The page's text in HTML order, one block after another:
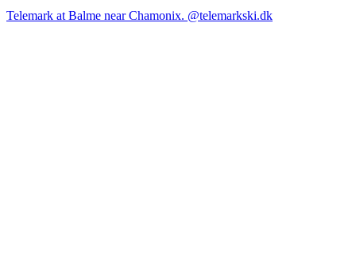
Telemark at Balme near Chamonix. @telemarkski.dk